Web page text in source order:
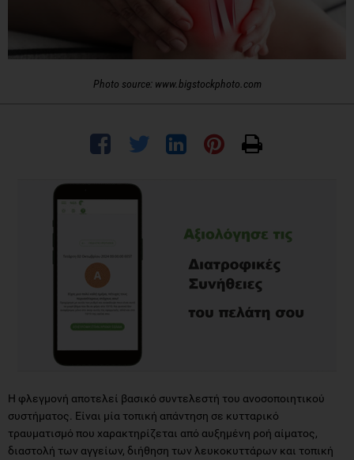
Photo source: www.bigstockphoto.com
Η φλεγμονή αποτελεί βασικό συντελεστή του ανοσοποιητικού
συστήματος. Είναι μία τοπική απάντηση σε κυτταρικό
τραυματισμό που χαρακτηρίζεται από αυξημένη ροή αίματος,
διαστολή των αγγείων, διήθηση των λευκοκυττάρων και τοπική